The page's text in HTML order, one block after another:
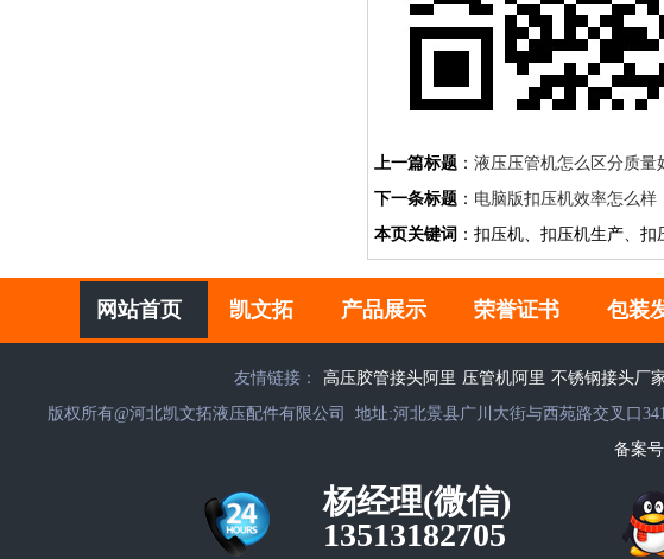
上一篇标题 ： 液压压管机怎么区分质量
下一条标题 ： 电脑版扣压机效率怎么样
本页关键词 ：扣压机、扣压机生产、
杨经理(微信)
13513182705
网站首页 凯文拓 产品展示 荣誉证书 包装
友情链接： 高压胶管接头阿里 压管机阿里 不锈钢接头厂
版权所有@河北凯文拓液压配件有限公司 地址:河北景县广川大街与西苑路交叉口
备案